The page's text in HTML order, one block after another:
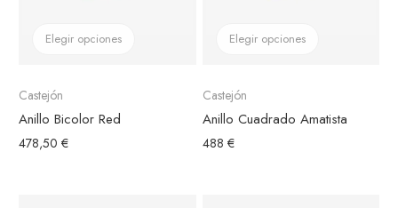
Elegir opciones
Castejón
Anillo Bicolor Red
478,50 €
Elegir opciones
Castejón
Anillo Cuadrado Amatista
488 €